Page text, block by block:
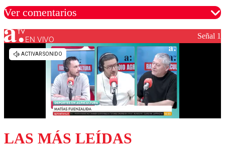
Ver comentarios
Los comentarios son moderados para garantizar un
diálogo respetuoso.
EN VIVO Señal 1
LAS MÁS LEÍDAS